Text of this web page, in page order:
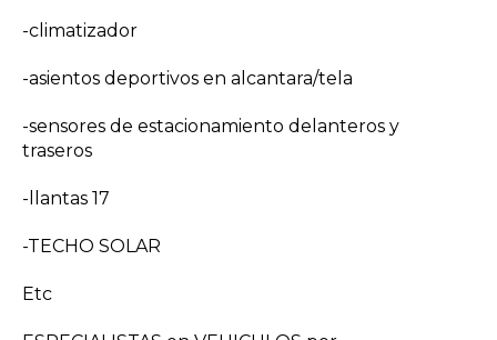
-climatizador
-asientos deportivos en alcantara/tela
-sensores de estacionamiento delanteros y
traseros
-llantas 17
-TECHO SOLAR
Etc